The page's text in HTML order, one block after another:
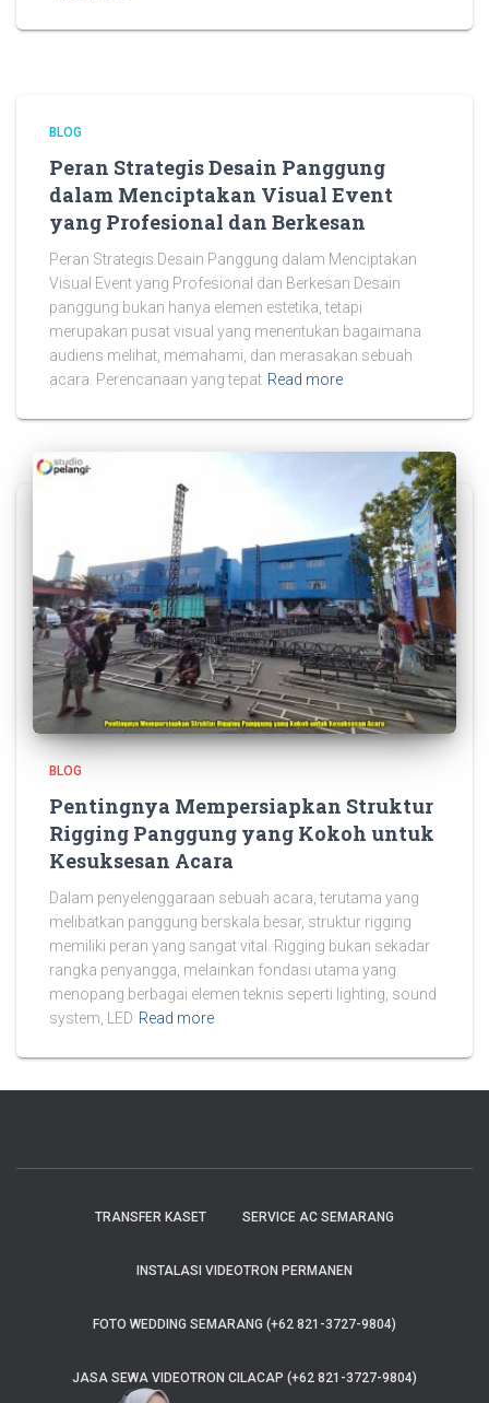
BLOG
Peran Strategis Desain Panggung
dalam Menciptakan Visual Event
yang Profesional dan Berkesan
Peran Strategis Desain Panggung dalam Menciptakan
Visual Event yang Profesional dan Berkesan Desain
panggung bukan hanya elemen estetika, tetapi
merupakan pusat visual yang menentukan bagaimana
audiens melihat, memahami, dan merasakan sebuah
acara. Perencanaan yang tepat Read more
BLOG
Pentingnya Mempersiapkan Struktur
Rigging Panggung yang Kokoh untuk
Kesuksesan Acara
Dalam penyelenggaraan sebuah acara, terutama yang
melibatkan panggung berskala besar, struktur rigging
memiliki peran yang sangat vital. Rigging bukan sekadar
rangka penyangga, melainkan fondasi utama yang
menopang berbagai elemen teknis seperti lighting, sound
system, LED Read more
TRANSFER KASET SERVICE AC SEMARANG
INSTALASI VIDEOTRON PERMANEN
FOTO WEDDING SEMARANG (+62 821-3727-9804)
JASA SEWA VIDEOTRON CILACAP (+62 821-3727-9804)